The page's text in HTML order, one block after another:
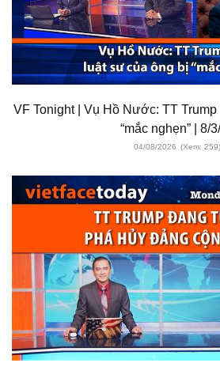
VF Tonight | Vụ Hồ Nước: TT
“mắc nghẹn” | 8/
04/08/2026 (Xem: 259)